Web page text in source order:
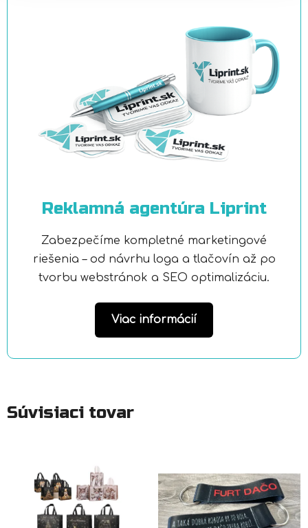
Reklamná agentúra Liprint
Zabezpečíme kompletné marketingové
riešenia – od návrhu loga a tlačovín až po
tvorbu webstránok a SEO optimalizáciu.
Viac informácií
Súvisiaci tovar